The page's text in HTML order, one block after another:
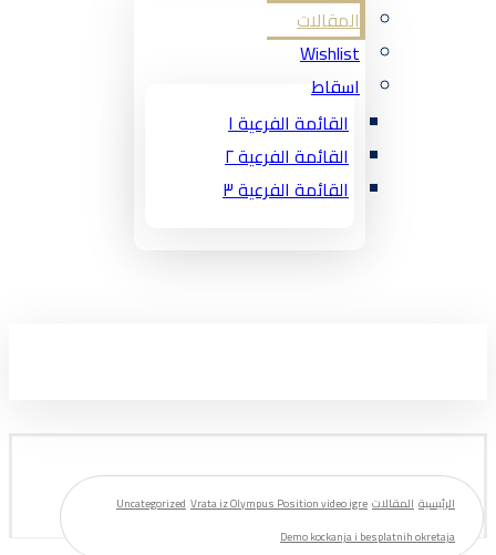
المقالات
Wishlist
اسقاط
القائمة الفرعية ١
القائمة الفرعية ٢
القائمة الفرعية ٣
الرئيسية المقالات Uncategorized Vrata iz Olympus Position video igre
Demo kockanja i besplatnih okretaja